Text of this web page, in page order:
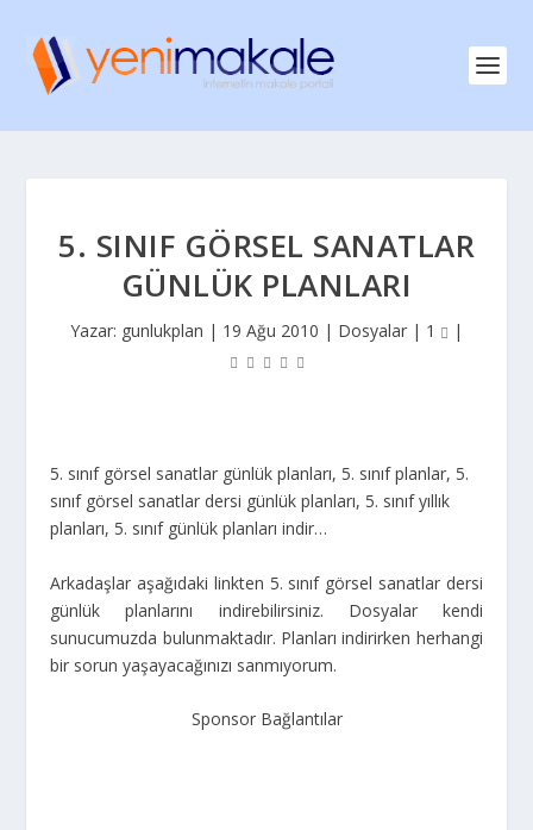
5. SINIF GÖRSEL SANATLAR
GÜNLÜK PLANLARI
Yazar: gunlukplan | 19 Ağu 2010 | Dosyalar | 1 |
5. sınıf görsel sanatlar günlük planları, 5. sınıf planlar, 5.
sınıf görsel sanatlar dersi günlük planları, 5. sınıf yıllık
planları, 5. sınıf günlük planları indir…
Arkadaşlar aşağıdaki linkten 5. sınıf görsel sanatlar dersi
günlük planlarını indirebilirsiniz. Dosyalar kendi
sunucumuzda bulunmaktadır. Planları indirirken herhangi
bir sorun yaşayacağınızı sanmıyorum.
Sponsor Bağlantılar